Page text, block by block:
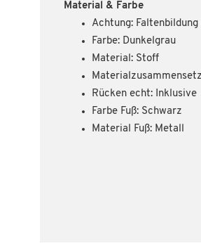
Material & Farbe
Achtung:
Farbe: Dunkelgrau
Material: Stoff
Rücken echt: Inklusive
Farbe Fuß: Schwarz
Material Fuß: Metall